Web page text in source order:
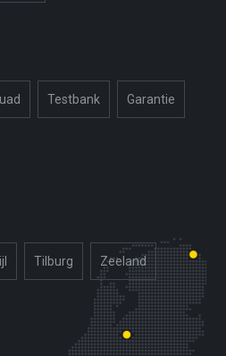
Testbank Garantie
Tilburg Zeeland